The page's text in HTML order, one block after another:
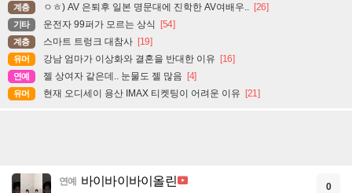
계층 ㅇㅎ) AV 은퇴후 일본 명문대에 진학한 AV여배우.. [26]
기타 운전자 99퍼가 모르는 상식 [54]
계층 스마트 트렁크 대참사 [19]
유머 강남 엄마가 이상화와 결혼을 반대한 이유 [16]
연예 젤 상여자 같은데.. 눈물도 젤 많음 [4]
유머 현재 오디세이 용산 IMAX 티켓팅이 어려운 이유 [21]
연예 바이바이바이올린 0